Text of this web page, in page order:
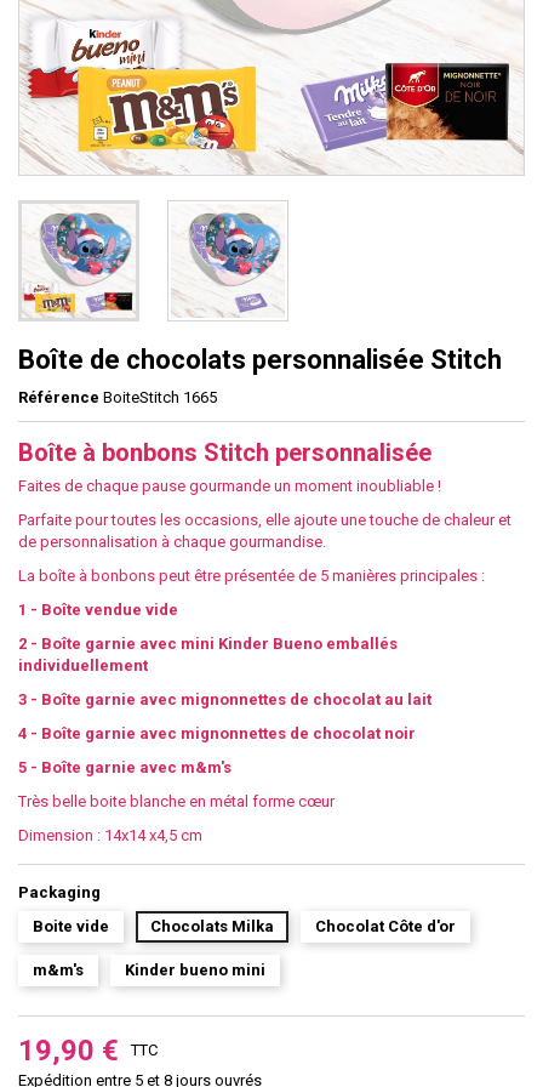
Boîte de chocolats personnalisée Stitch
Référence BoiteStitch 1665
Boîte à bonbons Stitch personnalisée
Faites de chaque pause gourmande un moment inoubliable !
Parfaite pour toutes les occasions, elle ajoute une touche de chaleur et
de personnalisation à chaque gourmandise.
La boîte à bonbons peut être présentée de 5 manières principales :
1 - Boîte vendue vide
2 - Boîte garnie avec mini Kinder Bueno emballés
individuellement
3 - Boîte garnie avec mignonnettes de chocolat au lait
4 - Boîte garnie avec mignonnettes de chocolat noir
5 - Boîte garnie avec m&m's
Très belle boite blanche en métal forme cœur
Dimension : 14x14 x4,5 cm
Packaging
Boite vide
Chocolats Milka Chocolat Côte d'or
m&m's Kinder bueno mini
19,90 €
TTC
Expédition entre 5 et 8 jours ouvrés